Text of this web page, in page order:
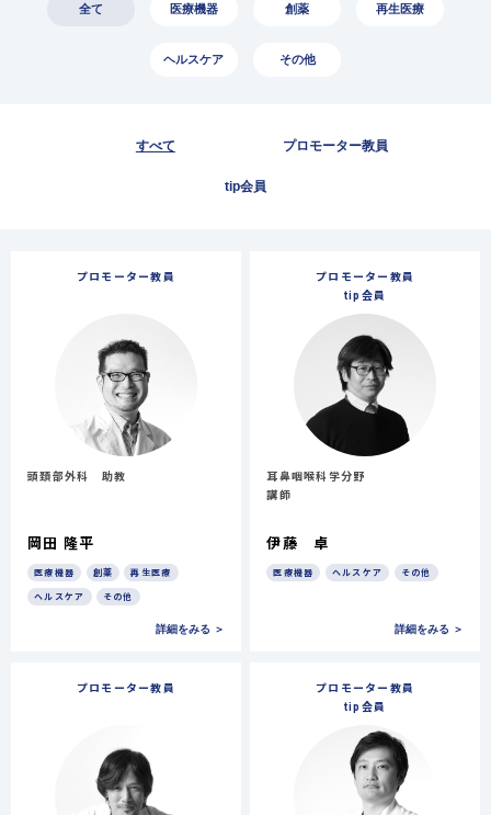
全て 医療機器 創薬 再生医療
ヘルスケア その他
すべて プロモーター教員
tip会員
プロモーター教員
頭頚部外科 助教
岡田 隆平
医療機器 創薬 再生医療
ヘルスケア その他
詳細をみる ＞
プロモーター教員
tip会員
耳鼻咽喉科学分野
講師
伊藤 卓
医療機器 ヘルスケア その他
詳細をみる ＞
プロモーター教員
プロモーター教員
tip会員